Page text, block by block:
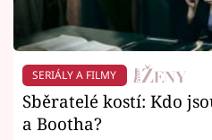
SERIÁLY A FILMY
Sběratelé kostí: Kdo
a Bootha?